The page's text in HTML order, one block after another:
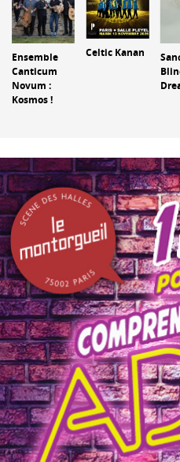
Ensemble
Canticum
Novum :
Kosmos !
Celtic Kanan